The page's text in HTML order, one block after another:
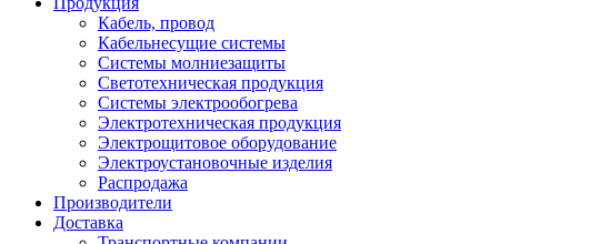
Кабель, провод
Кабельнесущие системы
Системы молниезащиты
Светотехническая продукция
Системы электрообогрева
Электротехническая продукция
Электрощитовое оборудование
Электроустановочные изделия
Распродажа
Производители
Доставка